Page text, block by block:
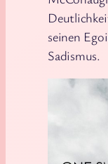
seinen
Sadismus.